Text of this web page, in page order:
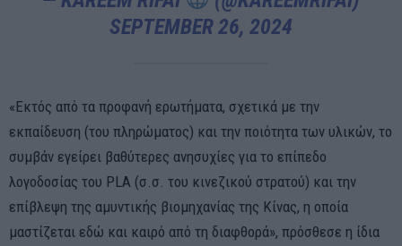
SEPTEMBER 26, 2024
«Εκτός από τα προφανή ερωτήματα, σχετικά με την
εκπαίδευση (του πληρώματος) και την ποιότητα των υλικών, το
συμβάν εγείρει βαθύτερες ανησυχίες για το επίπεδο
λογοδοσίας του PLA (σ.σ. του κινεζικού στρατού) και την
επίβλεψη της αμυντικής βιομηχανίας της Κίνας, η οποία
μαστίζεται εδώ και καιρό από τη διαφθορά», πρόσθεσε η ίδια